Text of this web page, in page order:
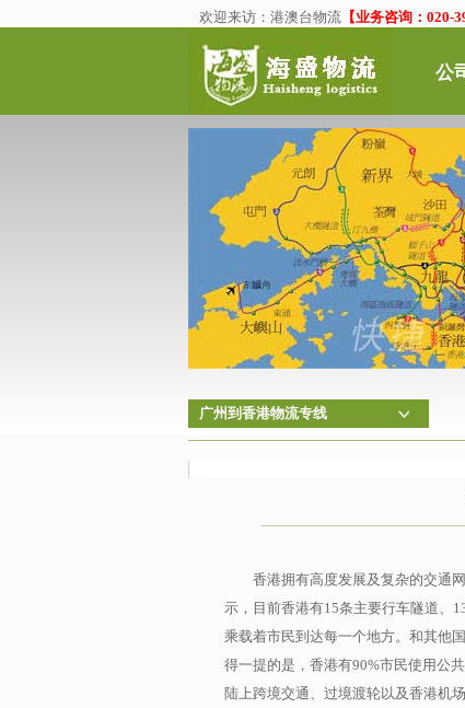
欢迎来访： 港澳台物流 【业务咨询：020-
公
广州到香港物流专线
香港拥有高度发展及复杂的交通
示，目前香港有15条主要行车隧道、
乘载着市民到达每一个地方。和其他
得一提的是，香港有90%市民使用公
陆上跨境交通、过境渡轮以及香港机